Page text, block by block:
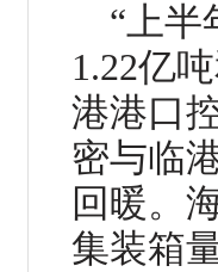
“上半
1.22亿
港港口
密与临
回暖。
集装箱